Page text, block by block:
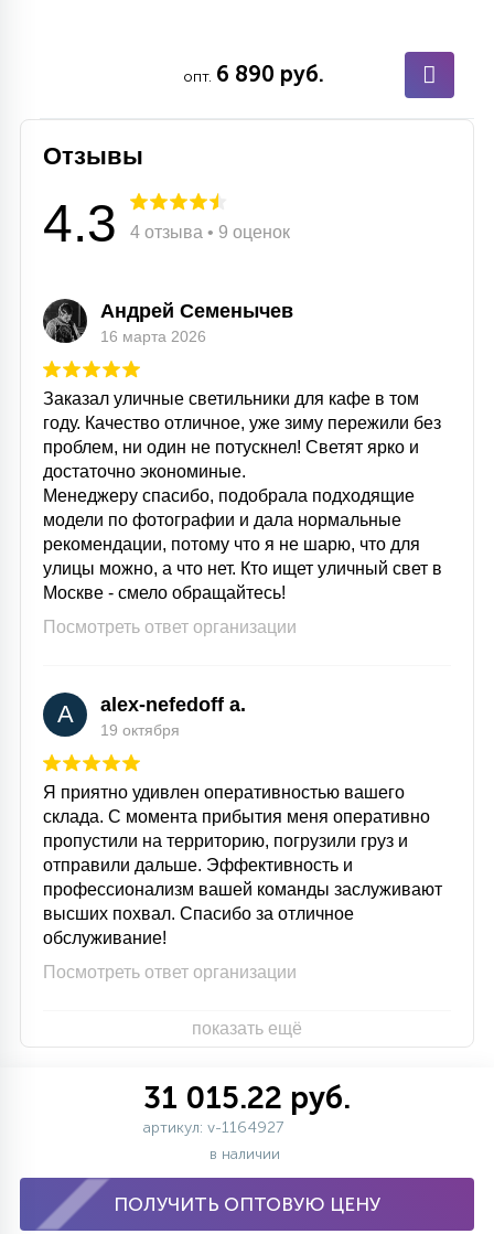
опт. 6 890 руб.
Отзывы
4.3 4 отзыва • 9 оценок
Андрей Семенычев
16 марта 2026
Заказал уличные светильники для кафе в том
году. Качество отличное, уже зиму пережили без
проблем, ни один не потускнел! Светят ярко и
достаточно экономиные.
Менеджеру спасибо, подобрала подходящие
модели по фотографии и дала нормальные
рекомендации, потому что я не шарю, что для
улицы можно, а что нет. Кто ищет уличный свет в
Москве - смело обращайтесь!
Посмотреть ответ организации
A alex-nefedoff a.
19 октября
Я приятно удивлен оперативностью вашего
склада. С момента прибытия меня оперативно
пропустили на территорию, погрузили груз и
отправили дальше. Эффективность и
профессионализм вашей команды заслуживают
высших похвал. Спасибо за отличное
обслуживание!
Посмотреть ответ организации
показать ещё
31 015.22 руб.
артикул: v-1164927
в наличии
ПОЛУЧИТЬ ОПТОВУЮ ЦЕНУ